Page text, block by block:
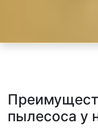
пылесоса у